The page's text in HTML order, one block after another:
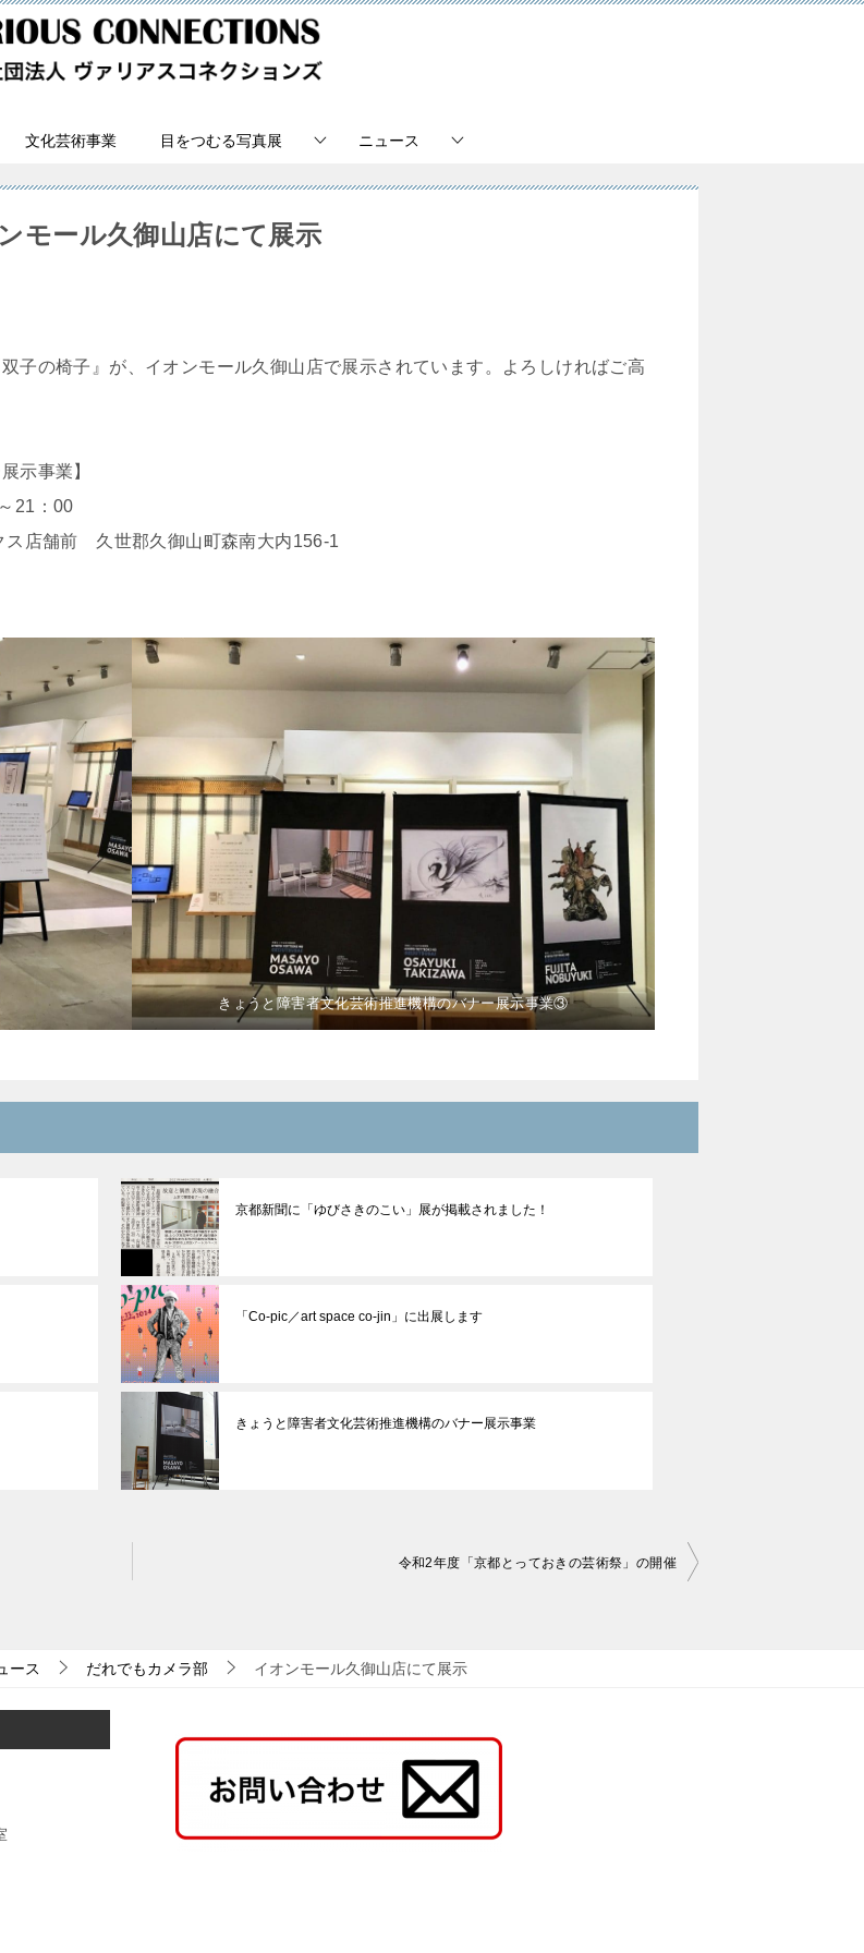
文化芸術事業 目をつむる写真展 ニュース
モール久御山店にて展示
子の椅子』が、イオンモール久御山店で展示されています。よろしければご高
示事業】
21：00
店舗前 久世郡久御山町森南大内156-1
きょうと障害者文化芸術推進機構のバナー展示事業③
京都新聞に「ゆびさきのこい」展が掲載されました！
「Co-pic／art space co-jin」に出展します
きょうと障害者文化芸術推進機構のバナー展示事業
令和2年度「京都とっておきの芸術祭」の開催
ース だれでもカメラ部 イオンモール久御山店にて展示